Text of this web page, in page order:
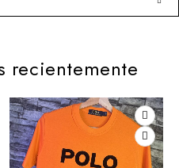
recientemente